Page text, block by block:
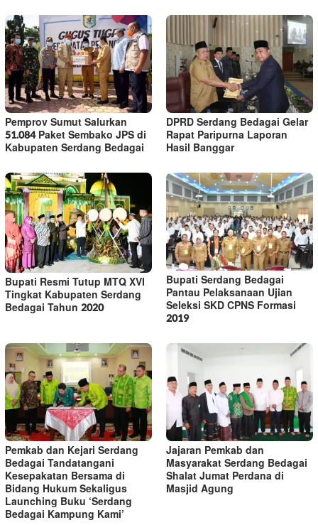
Pemprov Sumut Salurkan
51.084 Paket Sembako JPS di
Kabupaten Serdang Bedagai
DPRD Serdang Bedagai Gelar
Rapat Paripurna Laporan
Hasil Banggar
Bupati Resmi Tutup MTQ XVI
Tingkat Kabupaten Serdang
Bedagai Tahun 2020
Bupati Serdang Bedagai
Pantau Pelaksanaan Ujian
Seleksi SKD CPNS Formasi
2019
Pemkab dan Kejari Serdang
Bedagai Tandatangani
Kesepakatan Bersama di
Bidang Hukum Sekaligus
Launching Buku ‘Serdang
Bedagai Kampung Kami’
Jajaran Pemkab dan
Masyarakat Serdang Bedagai
Shalat Jumat Perdana di
Masjid Agung